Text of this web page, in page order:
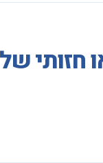
חזותי